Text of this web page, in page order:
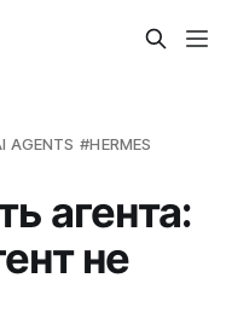
AGENTS
HERMES
агента:
не